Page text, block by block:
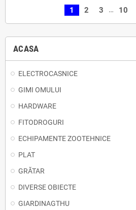
ACASA
ELECTROCASNICE
GIMI OMULUI
HARDWARE
FITODROGURI
ECHIPAMENTE ZOOTEHNICE
PLAT
GRĂTAR
DIVERSE OBIECTE
GIARDINAGTHU
1 2 3 … 10